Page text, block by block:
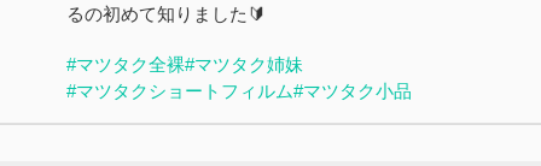
るの初めて知りました🔰
#マツタク全裸#マツタク姉妹
#マツタクショートフィルム#マツタク小品